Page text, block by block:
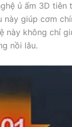
ủ ấm 3D
giúp cơm
này không chỉ
nồi lâu.